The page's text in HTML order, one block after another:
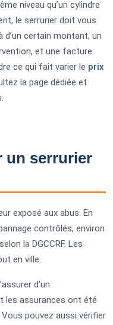
niveau qu’un cylindre
le serrurier doit vous
certain montant, un
et une facture
ce qui fait varier le prix
la page dédiée et
un serrurier
exposé aux abus. En
contrôlés, environ
la DGCCRF. Les
en ville.
d’un
les assurances ont été
pouvez aussi vérifier